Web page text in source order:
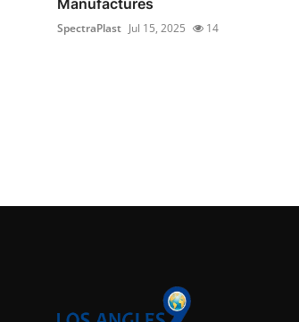
Manufactures
SpectraPlast Jul 15, 2025 14